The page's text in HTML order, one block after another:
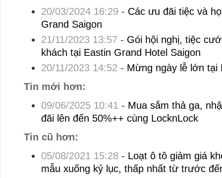
20/03/2024 16:29 - Các ưu đãi tiệc và
Grand Saigon
21/11/2023 13:57 - Gói hội nghị, tiệc
khách tại Eastin Grand Hotel Saigon
20/11/2023 14:52 - Mừng ngày lễ lớn tại
Tin mới hơn:
09/06/2025 10:41 - Mua sắm thả ga,
đãi lên đến 50%++ cùng LocknLock
Tin cũ hơn:
05/08/2021 15:28 - Loạt ô tô giảm giá
mẫu xuống kỷ lục, thấp nhất từ trước